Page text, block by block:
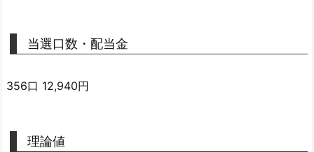
当選口数・配当金
356口 12,940円
理論値